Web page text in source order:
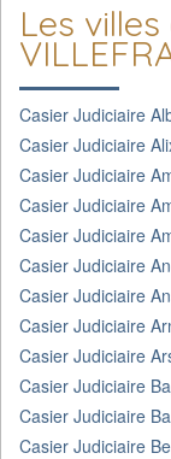
Les
Casier Judiciaire
Casier Judiciaire
Casier Judiciaire
Casier Judiciaire
Casier Judiciaire
Casier Judiciaire
Casier Judiciaire
Casier Judiciaire
Casier Judiciaire
Casier Judiciaire
Casier Judiciaire
Casier Judiciaire